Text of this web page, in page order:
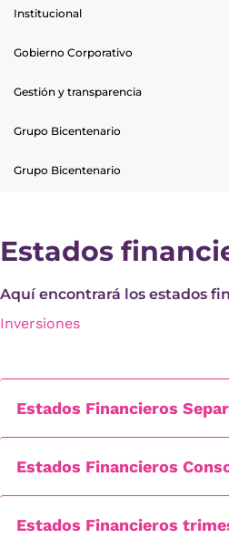
Institucional
Gobierno Corporativo
Gestión y transparencia
Grupo Bicentenario
Grupo Bicentenario
Estados
Aquí encontrará los estados
Inversiones
Estados Financieros
Estados Financieros
Estados Financieros